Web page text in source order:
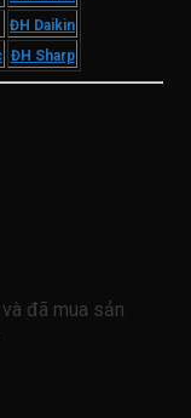
ĐH Daikin
ĐH Sharp
đã mua sản